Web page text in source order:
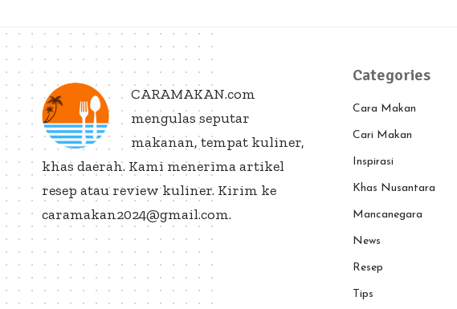
CARAMAKAN.com
mengulas seputar
makanan, tempat kuliner,
khas daerah. Kami menerima artikel
resep atau review kuliner. Kirim ke
caramakan2024@gmail.com.
Categories
Cara Makan
Cari Makan
Inspirasi
Khas Nusantara
Mancanegara
News
Resep
Tips